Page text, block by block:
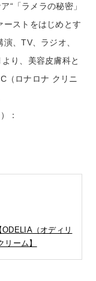
“「ラメラの秘密」
ーストをはじめとす
、TV、ラジオ、
り、美容皮膚科と
（ロナロナ クリニ
：
（オディリ
ーム】